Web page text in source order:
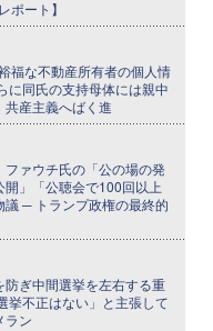
ポート】
福な不動産所有者の個人情
に同氏の支持母体には親中
産主義へばく進
ファウチ氏の「公の場の発
」「公聴会で100回以上
議 ─ トランプ政権の最終的
ぎ中間選挙を左右する重
挙不正はない」と主張して
ラン